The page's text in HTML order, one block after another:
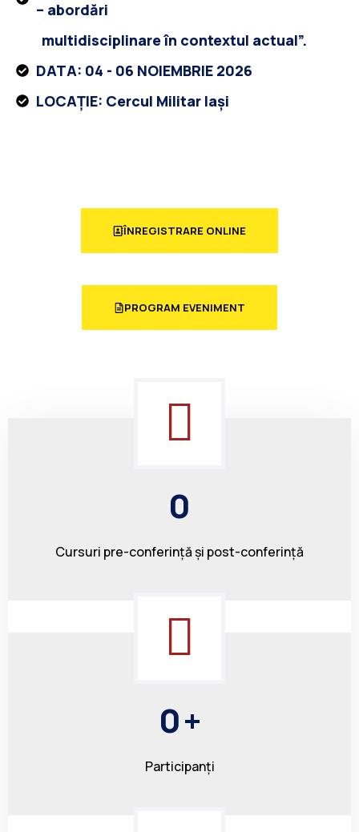
– abordări
multidisciplinare în contextul actual”.
DATA: 04 - 06 NOIEMBRIE 2026
LOCAȚIE: Cercul Militar Iași
ÎNREGISTRARE ONLINE
PROGRAM EVENIMENT
0
Cursuri pre-conferință și post-conferință
0+
Participanți